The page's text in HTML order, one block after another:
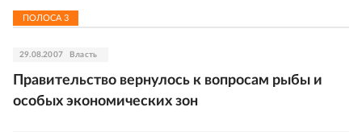
ПОЛОСА 3
29.08.2007 Власть
Правительство вернулось к вопросам рыбы и
особых экономических зон